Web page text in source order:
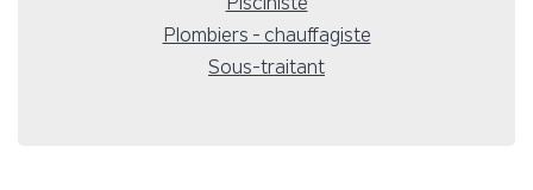
Plombiers - chauffagiste
Sous-traitant